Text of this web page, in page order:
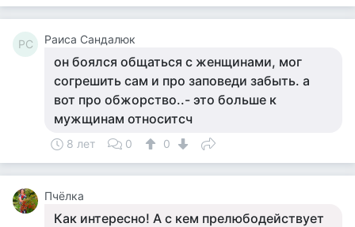
РС Раиса Сандалюк
он боялся общаться с женщинами, мог
согрешить сам и про заповеди забыть. а
вот про обжорство..- это больше к
мужщинам относитсч
8 лет 0 0
Пчёлка
Как интересно! А с кем прелюбодействует